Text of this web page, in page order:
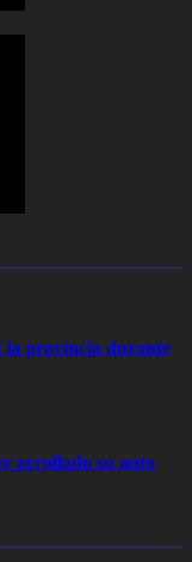
la provincia durante
arrollado su auto